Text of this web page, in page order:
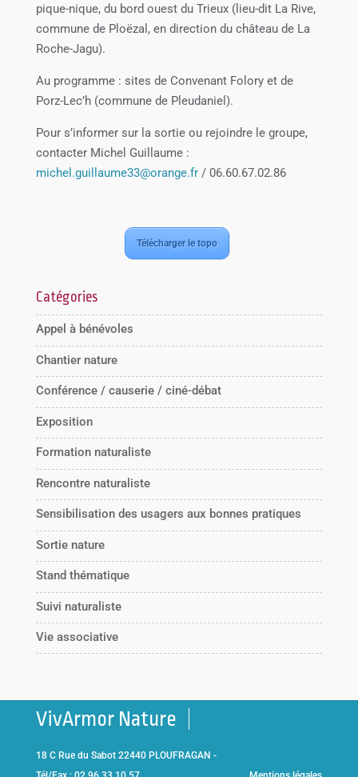
pique-nique, du bord ouest du Trieux (lieu-dit La Rive,
commune de Ploëzal, en direction du château de La
Roche-Jagu).
Au programme : sites de Convenant Folory et de
Porz-Lec’h (commune de Pleudaniel).
Pour s’informer sur la sortie ou rejoindre le groupe,
contacter Michel Guillaume :
michel.guillaume33@orange.fr/ 06.60.67.02.86
Télécharger le topo
Catégories
Appel à bénévoles
Chantier nature
Conférence / causerie / ciné-débat
Exposition
Formation naturaliste
Rencontre naturaliste
Sensibilisation des usagers aux bonnes pratiques
Sortie nature
Stand thématique
Suivi naturaliste
Vie associative
VivArmor Nature
18 C Rue du Sabot 22440 PLOUFRAGAN -